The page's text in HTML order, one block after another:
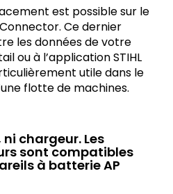
est possible sur le
Ce dernier
les données de votre
ou à l’application STIHL
utile dans le
flotte de machines.
chargeur. Les
sont compatibles
à batterie AP